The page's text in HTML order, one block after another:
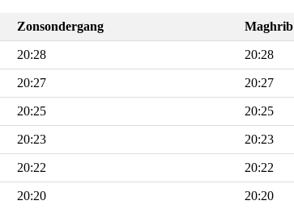
Zonsondergang Maghrib
20:28 20:28
20:27 20:27
20:25 20:25
20:23 20:23
20:22 20:22
20:20 20:20